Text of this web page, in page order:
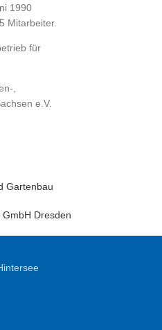
1990
Mitarbeiter.
für
,
e.V.
Gartenbau
Dresden